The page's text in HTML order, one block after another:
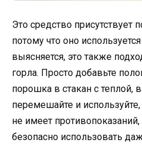
Это средство
потому что оно
выясняется, это также
горла. Просто добавьте
порошка в стакан с теплой,
перемешайте и
не имеет
безопасно использовать